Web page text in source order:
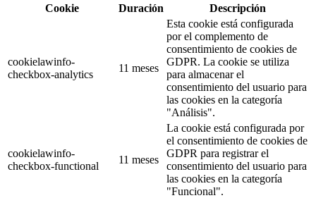
Cookie
Duración Descripción
cookielawinfo-
checkbox-analytics
11 meses
Esta cookie está configurada
por el complemento de
consentimiento de cookies de
GDPR. La cookie se utiliza
para almacenar el
consentimiento del usuario para
las cookies en la categoría
"Análisis".
cookielawinfo-
checkbox-functional
11 meses
La cookie está configurada por
el consentimiento de cookies de
GDPR para registrar el
consentimiento del usuario para
las cookies en la categoría
"Funcional".